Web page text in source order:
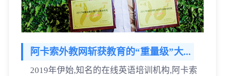
阿卡索外教网斩获教育的“重量级”大...
2019年伊始,知名的在线英语培训机构,阿卡索